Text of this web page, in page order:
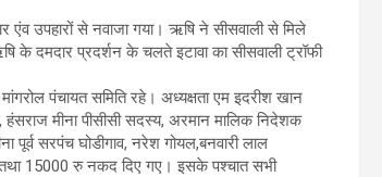
उपहारों से नवाजा गया। ऋषि ने सीसवाली से मिले
के दमदार प्रदर्शन के चलते इटावा का सीसवाली ट्रॉफी
पंचायत समिति रहे। अध्यक्षता एम इदरीश खान
मीना पीसीसी सदस्य, अरमान मालिक निदेशक
पूर्व सरपंच घोडीगाव, नरेश गोयल,बनवारी लाल
तथा 15000 रु नकद दिए गए। इसके पश्चात सभी